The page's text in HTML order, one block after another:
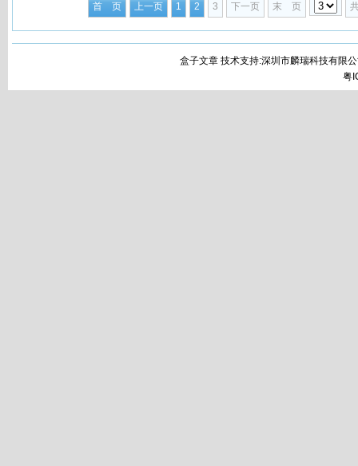
首 页 上一页 1 2 3 下一页 末 页
盒子文章 技术支持:深圳市麟瑞科技有限
粤